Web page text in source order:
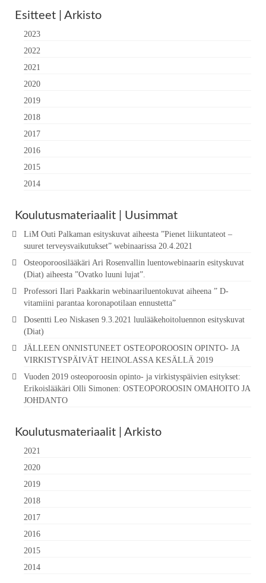
Esitteet | Arkisto
2023
2022
2021
2020
2019
2018
2017
2016
2015
2014
Koulutusmateriaalit | Uusimmat
LiM Outi Palkaman esityskuvat aiheesta ”Pienet liikuntateot –
suuret terveysvaikutukset” webinaarissa 20.4.2021
Osteoporoosilääkäri Ari Rosenvallin luentowebinaarin esityskuvat
(Diat) aiheesta ”Ovatko luuni lujat”.
Professori Ilari Paakkarin webinaariluentokuvat aiheena ” D-
vitamiini parantaa koronapotilaan ennustetta”
Dosentti Leo Niskasen 9.3.2021 luulääkehoitoluennon esityskuvat
(Diat)
JÄLLEEN ONNISTUNEET OSTEOPOROOSIN OPINTO- JA
VIRKISTYSPÄIVÄT HEINOLASSA KESÄLLÄ 2019
Vuoden 2019 osteoporoosin opinto- ja virkistyspäivien esitykset:
Erikoislääkäri Olli Simonen: OSTEOPOROOSIN OMAHOITO JA
JOHDANTO
Koulutusmateriaalit | Arkisto
2021
2020
2019
2018
2017
2016
2015
2014